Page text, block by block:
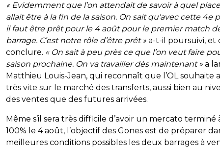
« Evidemment que l’on attendait de savoir à quel
allait être à la fin de la saison. On sait qu’avec cette 4e
il faut être prêt pour le 4 août pour le premier match
barrage. C’est notre rôle d’être prêt » a-t-il poursuivi, et
conclure. « On sait à peu près ce que l’on veut faire
saison prochaine. On va travailler dès maintenant » a
Matthieu Louis-Jean, qui reconnaît que l’OL souhaite
très vite sur le marché des transferts, aussi bien au
des ventes que des futures arrivées.
Même s’il sera très difficile d’avoir un mercato terminé
100% le 4 août, l’objectif des Gones est de préparer
meilleures conditions possibles les deux barrages à